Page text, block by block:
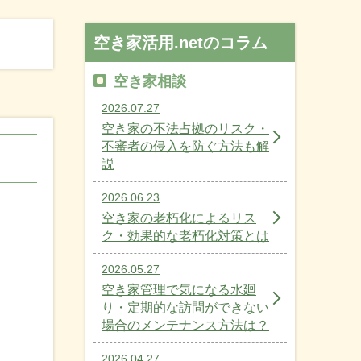
空き家活用.netのコラム
空き家相談
2026.07.27
空き家の不法占拠のリスク・
不審者の侵入を防ぐ方法も解
説
2026.06.23
空き家の老朽化によるリス
ク・効果的な老朽化対策とは
2026.05.27
空き家管理で気になる水廻
り・定期的な訪問ができない
場合のメンテナンス方法は？